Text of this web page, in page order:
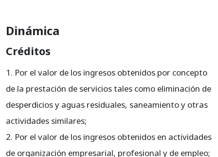
417060 Servicios funerarios
417065 Zonas francas
417095 Actividades conexas
417099 Ajustes por inflación
Dinámica
Créditos
Por el valor de los ingresos obtenidos por concepto
de la prestación de servicios tales como eliminación de
desperdicios y aguas residuales, saneamiento y otras
actividades similares;
Por el valor de los ingresos obtenidos en actividades
de organización empresarial, profesional y de empleo;